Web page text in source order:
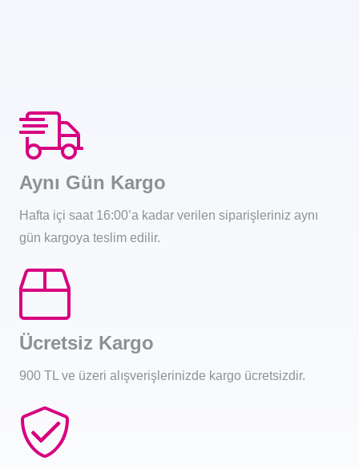
Aynı Gün Kargo
Hafta içi saat 16:00’a kadar verilen siparişleriniz aynı
gün kargoya teslim edilir.
Ücretsiz Kargo
900 TL ve üzeri alışverişlerinizde kargo ücretsizdir.